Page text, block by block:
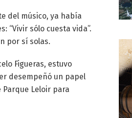
del músico, ya había
“Vivir sólo cuesta vida”.
por sí solas.
Figueras, estuvo
desempeñó un papel
Leloir para